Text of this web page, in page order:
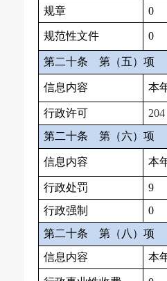
规章
0
规范性文件 0
第二十条 第（五）项
信息内容 本
行政许可
204
第二十条
第（六）项
信息内容 本
行政处罚
9
行政强制
0
第二十条
第（八）项
信息内容
本